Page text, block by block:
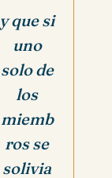
y que si
uno
solo de
los
miemb
ros se
solivia